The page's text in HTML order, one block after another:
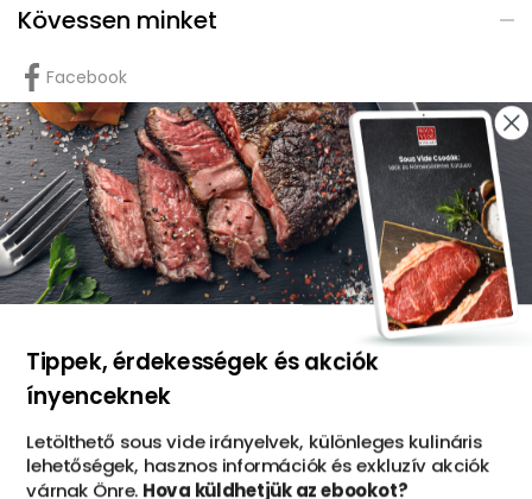
Kövessen minket
Facebook
Instagram
Youtube
TikTok
foliApp: vákuumtasak-rendelő
Tippek, érdekességek és akciók
ínyenceknek
Letölthető sous vide irányelvek, különleges kulináris
lehetőségek, hasznos információk és exkluzív akciók
várnak Önre. Hova küldhetjük az ebookot?